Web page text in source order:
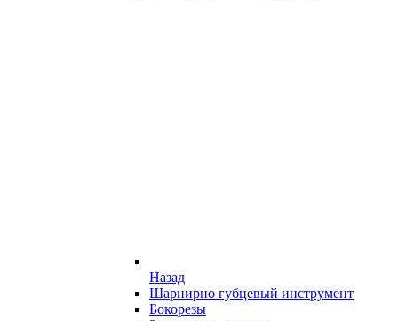
Назад
Шарнирно губцевый инструмент
Бокорезы